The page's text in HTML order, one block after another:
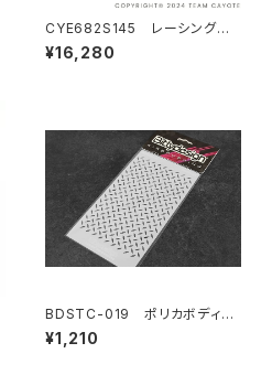
CYE682S145 レーシングリ
ポバッテリー 6800mAh ,145C
,2S1P ,7.6V ,51.68Wh
¥16,280
BDSTC-019 ポリカボディ塗
装用ステンシル 【Diamond P
late】
¥1,210